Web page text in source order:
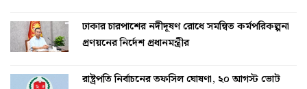
ঢাকার চারপাশের নদীদূষণ রোধে সমন্বিত কর্মপরিকল্পনা
প্রণয়নের নির্দেশ প্রধানমন্ত্রীর
রাষ্ট্রপতি নির্বাচনের তফসিল ঘোষণা, ২০ আগস্ট ভোট